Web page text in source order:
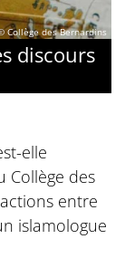
Collège des Bernardins
discours
elle
Collège des
entre
islamologue